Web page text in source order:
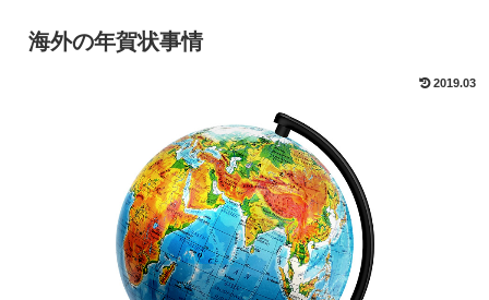
海外の年賀状事情
2019.03